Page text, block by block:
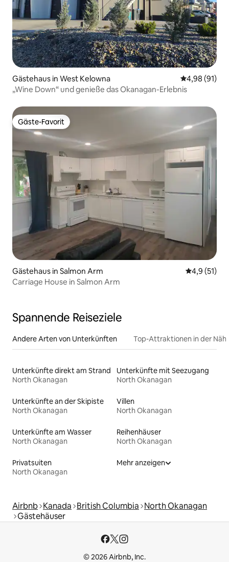
Gästehaus in West Kelowna
4,98 (91)
„Wine Down“ und genieße das Okanagan-Erlebnis
Gäste-Favorit
Gäste-Favorit
Gästehaus in Salmon Arm
4,9 (51)
Carriage House in Salmon Arm
Spannende Reiseziele
Andere Arten von Unterkünften Top-Attraktionen in der
Unterkünfte direkt am Strand
North Okanagan
Unterkünfte mit Seezugang
North Okanagan
Unterkünfte an der Skipiste
North Okanagan
Villen
North Okanagan
Unterkünfte am Wasser
North Okanagan
Reihenhäuser
North Okanagan
Privatsuiten
North Okanagan
Mehr anzeigen
Airbnb Kanada British Columbia North Okanagan
Gästehäuser
© 2026 Airbnb, Inc.